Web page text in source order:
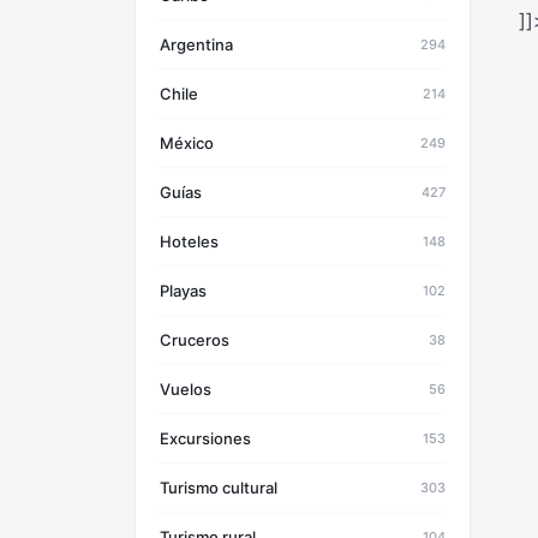
Argentina 294
Chile 214
México 249
Guías 427
Hoteles 148
Playas 102
Cruceros 38
Vuelos 56
Excursiones 153
Turismo cultural 303